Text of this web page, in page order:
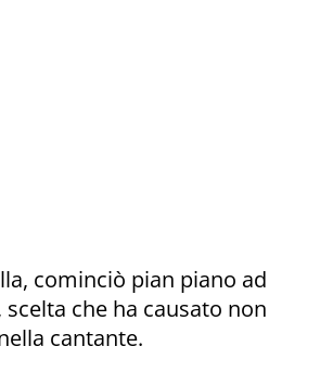
cominciò pian piano ad
scelta che ha causato non
cantante.